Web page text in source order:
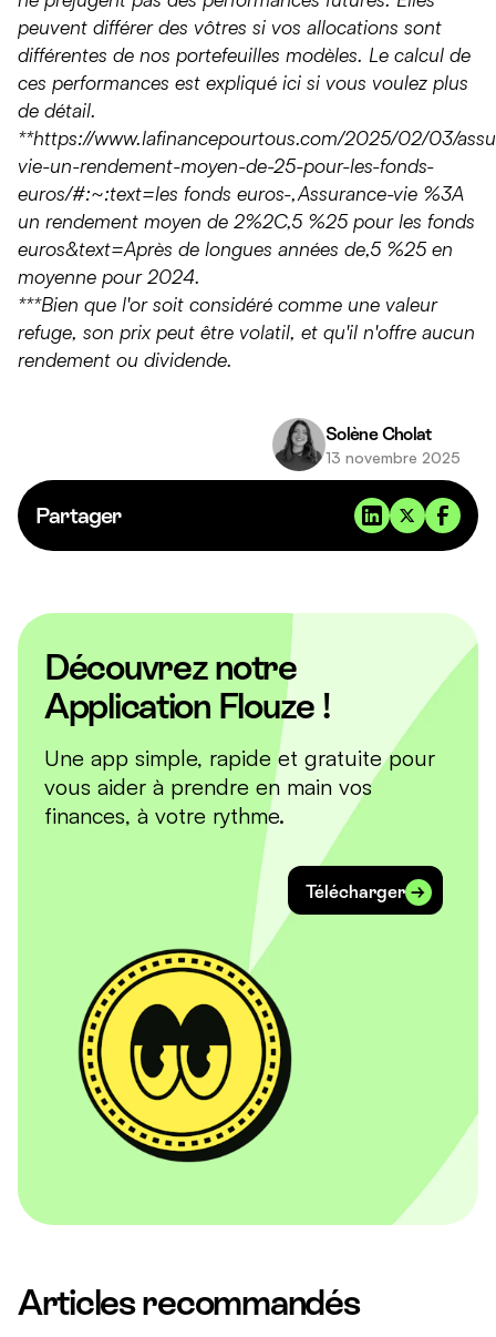
Partager
(sécurisés et plus dynamiques) pour équilibrer risque
et rendement.
L'assurance vie en unités de compte comporte un
risque de perte en capital.
peuvent différer des vôtres si vos allocations sont
différentes de nos portefeuilles modèles. Le calcul de
ces performances est expliqué ici si vous voulez plus
de détail.
**https://www.lafinancepourtous.com/2025/02/03/
vie-un-rendement-moyen-de-25-pour-les-fonds-
euros/#:~:text=les fonds euros-,Assurance-vie %3A
un rendement moyen de 2%2C,5 %25 pour les fonds
euros&text=Après de longues années de,5 %25 en
moyenne pour 2024.
***Bien que l'or soit considéré comme une valeur
refuge, son prix peut être volatil, et qu'il n'offre aucun
rendement ou dividende.
Solène Cholat
13 novembre 2025
Découvrez notre
Application Flouze !
Une app simple, rapide et gratuite pour
vous aider à prendre en main vos
finances, à votre rythme.
Télécharger
Articles recommandés